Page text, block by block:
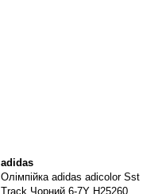
adidas
Олімпійка adidas adicolor Sst
Track Чорний 6-7Y H25260